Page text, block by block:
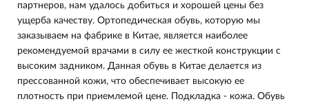
партнеров, нам удалось добиться и хорошей цены без
ущерба качеству. Ортопедическая обувь, которую мы
заказываем на фабрике в Китае, является наиболее
рекомендуемой врачами в силу ее жесткой конструкции с
высоким задником. Данная обувь в Китае делается из
прессованной кожи, что обеспечивает высокую ее
плотность при приемлемой цене. Подкладка - кожа. Обувь